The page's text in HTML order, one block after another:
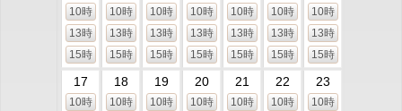
10時
13時
15時
10時
13時
15時
10時
13時
15時
10時
13時
15時
10時
13時
15時
10時
13時
15時
10時
13時
15時
17
10時
18
10時
19
10時
20
10時
21
10時
22
10時
23
10時